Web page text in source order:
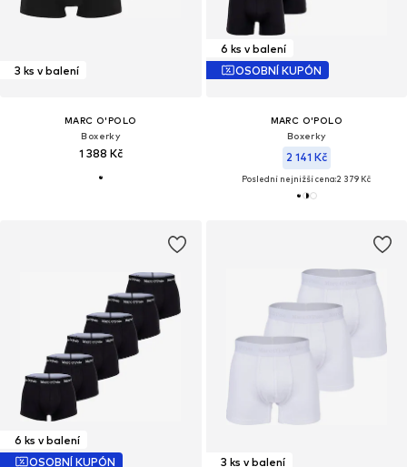
3 ks v balení
MARC O'POLO
Boxerky
1 388 Kč
6 ks v balení
OSOBNÍ KUPÓN
MARC O'POLO
Boxerky
2 141 Kč
Poslední nejnižší cena:2 379 Kč
6 ks v balení
OSOBNÍ KUPÓN
3 ks v balení